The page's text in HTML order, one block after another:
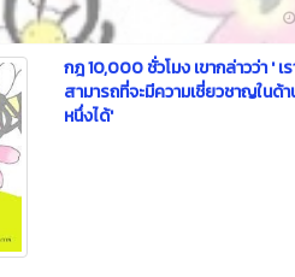
กฎ 10,000 ชั่วโมง เขากล่าวว่า ' เ
สามารถที่จะมีความเชี่ยวชาญในด้
หนึ่งได้'